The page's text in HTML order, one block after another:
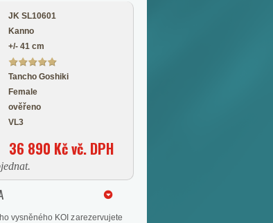
JK SL10601
Kanno
+/- 41 cm
Tancho Goshiki
Female
ověřeno
VL3
36 890 Kč vč. DPH
vysněného KOI zarezervujete